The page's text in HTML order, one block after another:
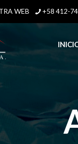
WEB +58 412-